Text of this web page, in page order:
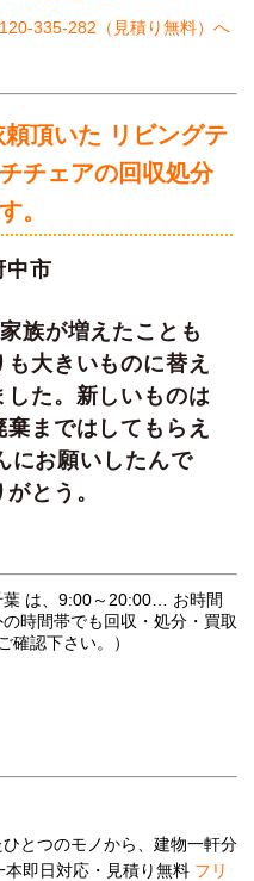
335-282（見積り無料）へ
頂いた リビングテ
チェアの回収処分
。
中市
族が増えたことも
大きいものに替え
た。新しいものは
まではしてもらえ
にお願いしたんで
とう。
は、9:00～20:00… お時間
時間帯でも回収・処分・買取
認下さい。）
とつのモノから、建物一軒分
即日対応・見積り無料 フリ